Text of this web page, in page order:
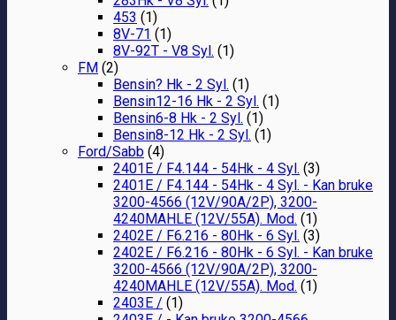
453 (1)
8V-71 (1)
8V-92T - V8 Syl. (1)
FM (2)
Bensin? Hk - 2 Syl. (1)
Bensin12-16 Hk - 2 Syl. (1)
Bensin6-8 Hk - 2 Syl. (1)
Bensin8-12 Hk - 2 Syl. (1)
Ford/Sabb (4)
2401E / F4.144 - 54Hk - 4 Syl. (3)
2401E / F4.144 - 54Hk - 4 Syl. - Kan bruke
3200-4566 (12V/90A/2P), 3200-
4240MAHLE (12V/55A). Mod. (1)
2402E / F6.216 - 80Hk - 6 Syl. (3)
2402E / F6.216 - 80Hk - 6 Syl. - Kan bruke
3200-4566 (12V/90A/2P), 3200-
4240MAHLE (12V/55A). Mod. (1)
2403E / (1)